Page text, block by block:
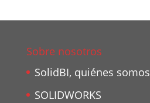
Sobre nosotros
SolidBI, quiénes somos
SOLIDWORKS